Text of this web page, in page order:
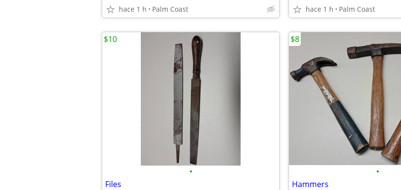
hace 1 h Palm Coast hace 1 h Palm Coast
•
Files
$10
•
Hammers
$8